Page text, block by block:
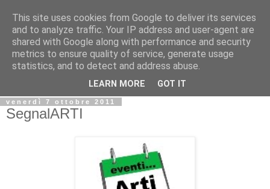
Biblio@rti in
Il Blog della Biblioteca di Area delle arti per condividere
informazioni iniziative incontri
venerdì 7 ottobre 2011
SegnalARTI
This site uses cookies from Google to deliver its services
and to analyze traffic. Your IP address and user-agent are
shared with Google along with performance and security
metrics to ensure quality of service, generate usage
statistics, and to detect and address abuse.
LEARN MORE GOT IT